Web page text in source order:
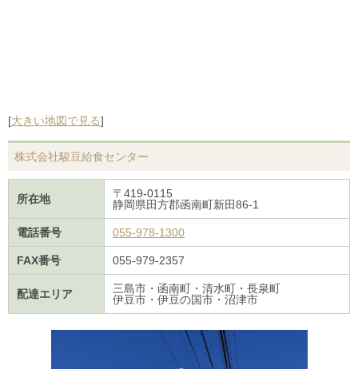
[大きい地図で見る]
株式会社駿豆給食センター
所在地
〒419-0115
静岡県田方郡函南町新田86-1
電話番号 055-978-1300
FAX番号 055-979-2357
配達エリア
三島市・函南町・清水町・長泉町
伊豆市・伊豆の国市・沼津市